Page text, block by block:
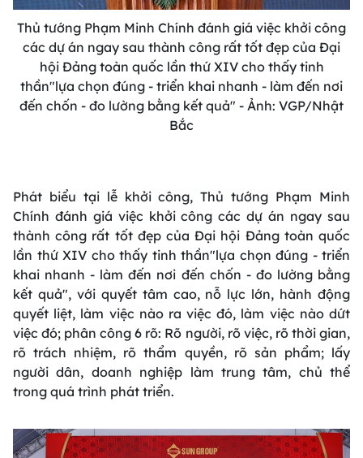
Thủ tướng Phạm Minh Chính đánh giá việc khởi công
các dự án ngay sau thành công rất tốt đẹp của Đại
hội Đảng toàn quốc lần thứ XIV cho thấy tinh
thần"lựa chọn đúng - triển khai nhanh - làm đến nơi
đến chốn - đo lường bằng kết quả" - Ảnh: VGP/Nhật
Bắc
Phát biểu tại lễ khởi công, Thủ tướng Phạm Minh
Chính đánh giá việc khởi công các dự án ngay sau
thành công rất tốt đẹp của Đại hội Đảng toàn quốc
lần thứ XIV cho thấy tinh thần"lựa chọn đúng - triển
khai nhanh - làm đến nơi đến chốn - đo lường bằng
kết quả", với quyết tâm cao, nỗ lực lớn, hành động
quyết liệt, làm việc nào ra việc đó, làm việc nào dứt
việc đó; phân công 6 rõ: Rõ người, rõ việc, rõ thời gian,
rõ trách nhiệm, rõ thẩm quyền, rõ sản phẩm; lấy
người dân, doanh nghiệp làm trung tâm, chủ thể
trong quá trình phát triển.